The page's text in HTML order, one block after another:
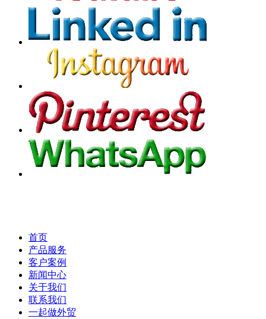
首页
产品服务
客户案例
新闻中心
关于我们
联系我们
一起做外贸